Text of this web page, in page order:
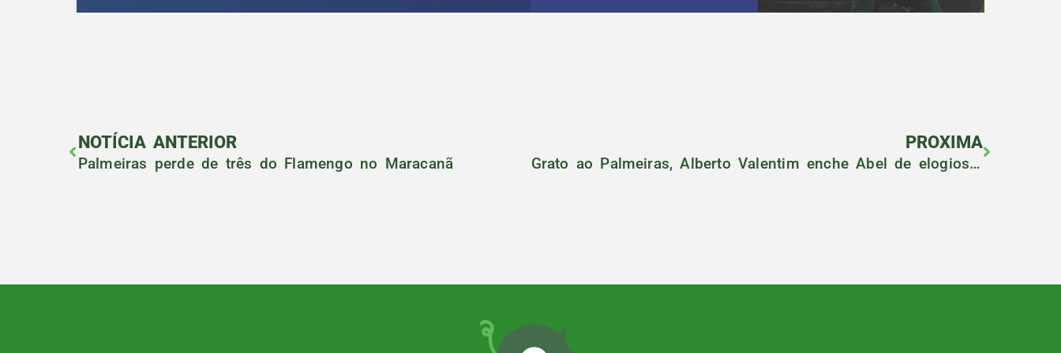
NOTÍCIA ANTERIOR
Palmeiras perde de três do Flamengo no Maracanã
PROXIMA
Grato ao Palmeiras, Alberto Valentim enche Abel de elogios no Podporco